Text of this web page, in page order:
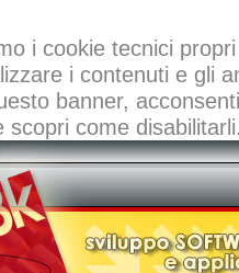
i cookie tecnici
i contenuti e gli
banner,
come